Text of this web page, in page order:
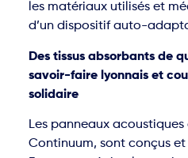
les matériaux utilisés et
d’un dispositif auto-
Des tissus absorbants de
savoir-faire lyonnais et
solidaire
Les panneaux acoustiques
Continuum, sont conçus et